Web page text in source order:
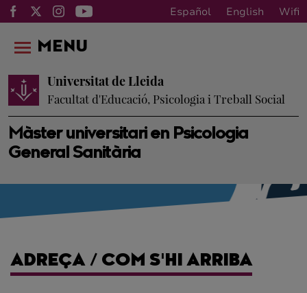
Español English Wifi
Màster universitari en Psicologia
General Sanitària
Universitat de Lleida
Facultat d'Educació, Psicologia i Treball Social
MENU
ADREÇA / COM S'HI ARRIBA